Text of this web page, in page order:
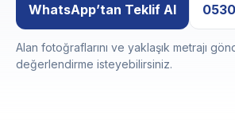
WhatsApp’tan Teklif Al
Alan fotoğraflarını ve yaklaşık metrajı
değerlendirme isteyebilirsiniz.